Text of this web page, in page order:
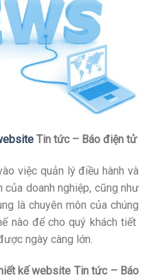
Tin tức – Báo điện tử
việc quản lý điều hành và
doanh nghiệp, cũng như
là chuyên môn của chúng
nào để cho quý khách tiết
ngày càng lớn.
kế website Tin tức – Báo